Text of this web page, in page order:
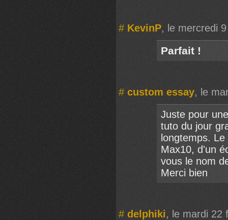
# KevinP, le mercredi
Parfait !
# custom essay, le
Juste pour
tuto du jour
longtemps.
Max10, d'un
vous le nom
Merci bien
# delphiki, le mardi 22